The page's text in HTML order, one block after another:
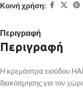
Κοινή χρήση:
Περιγραφή
Περιγραφή
Η κρεμάστρα εισόδου
διακόσμησης για τον